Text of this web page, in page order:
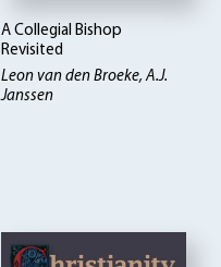
A Collegial Bishop
Revisited
Leon van den Broeke, A.J.
Janssen